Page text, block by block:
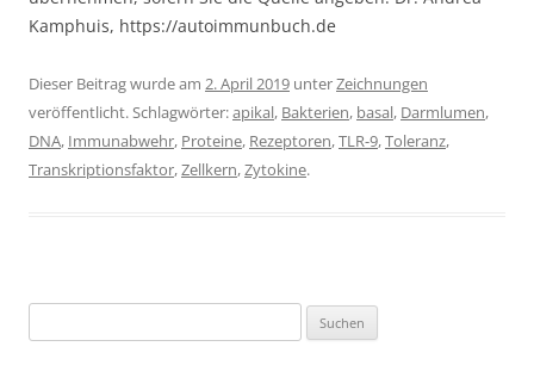
Kamphuis, https://autoimmunbuch.de
Dieser Beitrag wurde am 2. April 2019 unterZeichnungen
veröffentlicht. Schlagwörter:apikal, Bakterien, basal, Darmlumen,
DNA, Immunabwehr, Proteine, Rezeptoren,TLR-9,Toleranz,
Transkriptionsfaktor,Zellkern,Zytokine.
nach: